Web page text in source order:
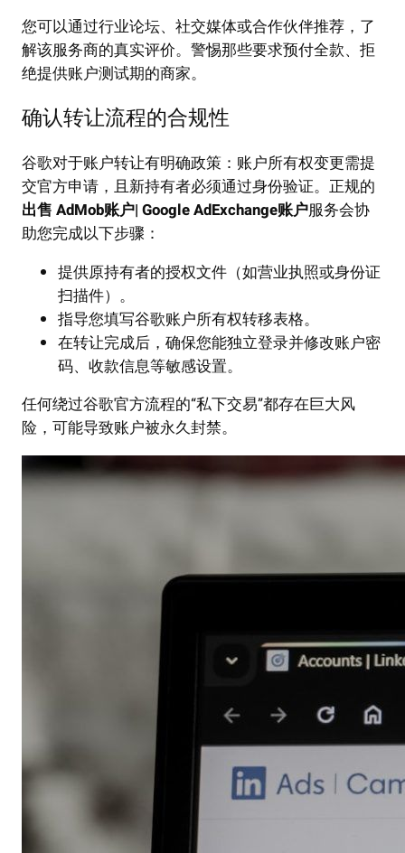
您可以通过行业论坛、社交媒体或合作伙伴推荐，了
解该服务商的真实评价。警惕那些要求预付全款、拒
绝提供账户测试期的商家。
确认转让流程的合规性
谷歌对于账户转让有明确政策：账户所有权变更需提
交官方申请，且新持有者必须通过身份验证。正规的
出售 AdMob账户| Google AdExchange账户服务会协
助您完成以下步骤：
提供原持有者的授权文件（如营业执照或身份证
扫描件）。
指导您填写谷歌账户所有权转移表格。
在转让完成后，确保您能独立登录并修改账户密
码、收款信息等敏感设置。
任何绕过谷歌官方流程的“私下交易”都存在巨大风
险，可能导致账户被永久封禁。